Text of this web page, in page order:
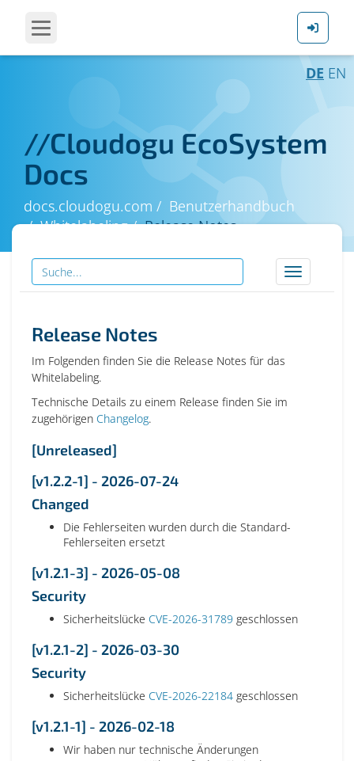
DE EN
//Cloudogu EcoSystem
Docs
docs.cloudogu.com
Benutzerhandbuch
Whitelabeling
Release Notes
Toggle
navigation
Release Notes
Im Folgenden finden Sie die Release Notes für das
Whitelabeling.
Technische Details zu einem Release finden Sie im
zugehörigen Changelog.
[Unreleased]
[v1.2.2-1] - 2026-07-24
Changed
Die Fehlerseiten wurden durch die Standard-
Fehlerseiten ersetzt
[v1.2.1-3] - 2026-05-08
Security
Sicherheitslücke CVE-2026-31789 geschlossen
[v1.2.1-2] - 2026-03-30
Security
Sicherheitslücke CVE-2026-22184 geschlossen
[v1.2.1-1] - 2026-02-18
Wir haben nur technische Änderungen